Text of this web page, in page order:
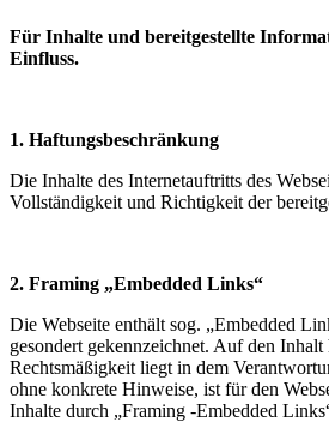
Für Inhalte und bereitgestellte
Einfluss.
1. Haftungsbeschränkung
Die Inhalte des Internetauftritts des
Vollständigkeit und Richtigkeit der
2. Framing „Embedded Links“
Die Webseite enthält sog. „Embedded
gesondert gekennzeichnet. Auf den
Rechtsmäßigkeit liegt in dem
ohne konkrete Hinweise, ist für den
Inhalte durch „Framing -Embedded